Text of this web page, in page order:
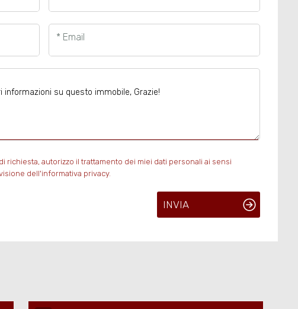
* Email
richiesta, autorizzo il trattamento dei miei dati personali ai sensi
dell'informativa privacy.
INVIA